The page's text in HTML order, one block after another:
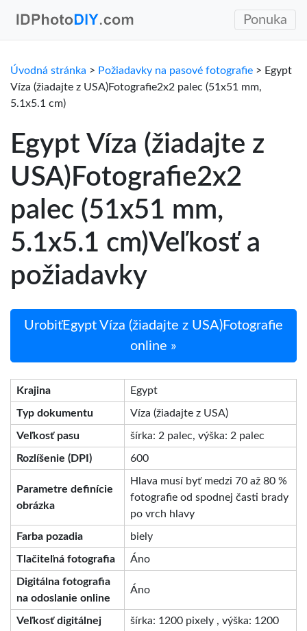
Ponuka
Úvodná stránka > Požiadavky na pasové fotografie > Egypt
Víza (žiadajte z USA)Fotografie2x2 palec (51x51 mm,
5.1x5.1 cm)
Egypt Víza (žiadajte z
USA)Fotografie2x2
palec (51x51 mm,
5.1x5.1 cm)Veľkosť a
požiadavky
UrobiťEgypt Víza (žiadajte z USA)Fotografie
online »
Krajina Egypt
Typ dokumentu Víza (žiadajte z USA)
Veľkosť pasu šírka: 2 palec, výška: 2 palec
Rozlíšenie (DPI) 600
Parametre definície
obrázka
Hlava musí byť medzi 70 až 80 %
fotografie od spodnej časti brady
po vrch hlavy
Farba pozadia biely
Tlačiteľná fotografia Áno
Digitálna fotografia
na odoslanie online
Áno
Veľkosť digitálnej
šírka: 1200 pixely , výška: 1200